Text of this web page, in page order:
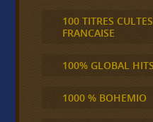
100 TITRES
FRANCAISE
100% GLOBAL HITS
1000 % BOHEMIO